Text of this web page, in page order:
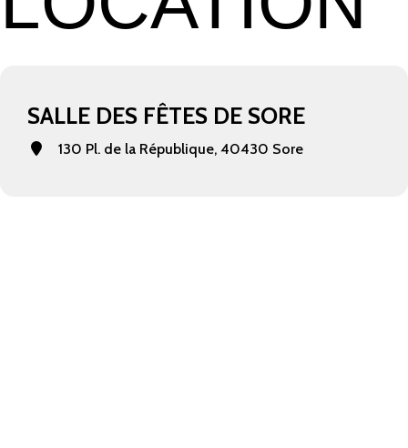
SALLE DES FÊTES DE SORE
130 Pl. de la République, 40430 Sore